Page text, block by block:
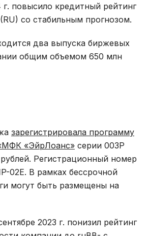
повысило кредитный рейтинг
со стабильным прогнозом.
два выпуска биржевых
общим объемом 650 млн
зарегистрировала программу
«ЭйрЛоанс» серии 003Р
Регистрационный номер
02E. В рамках бессрочной
могут быть размещены на
2023 г. понизил рейтинг